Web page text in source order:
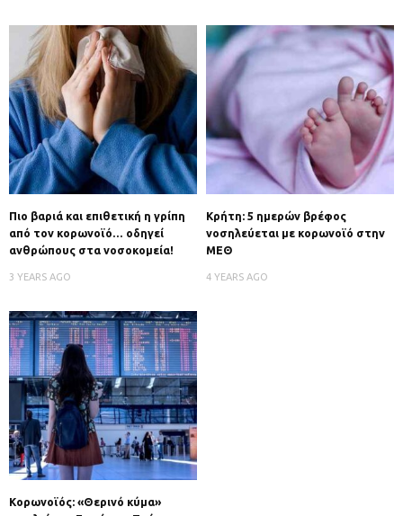
Πιο βαριά και επιθετική η γρίπη
από τον κορωνοϊό… οδηγεί
ανθρώπους στα νοσοκομεία!
3 YEARS AGO
Κρήτη: 5 ημερών βρέφος
νοσηλεύεται με κορωνοϊό στην
ΜΕΘ
4 YEARS AGO
Κορωνοϊός: «Θερινό κύμα»